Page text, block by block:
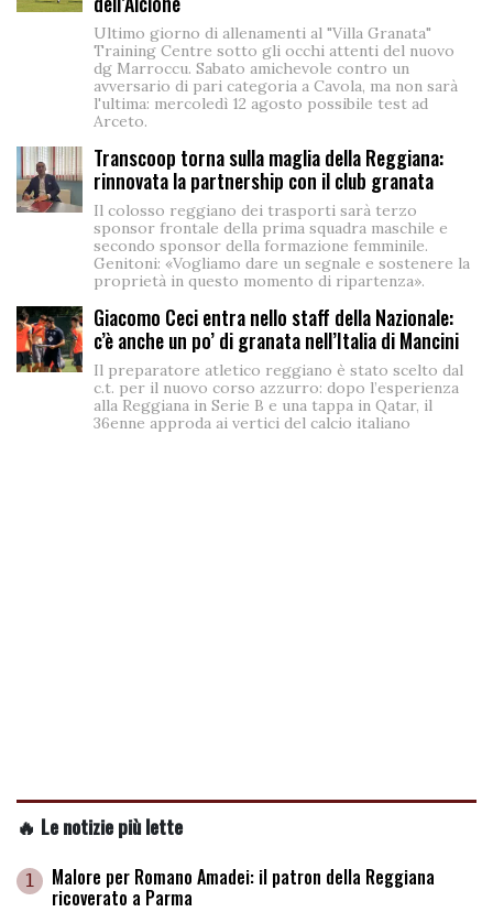
Ultimo giorno di allenamenti al "Villa Granata"
Training Centre sotto gli occhi attenti del nuovo
dg Marroccu. Sabato amichevole contro un
avversario di pari categoria a Cavola, ma non sarà
l'ultima: mercoledì 12 agosto possibile test ad
Arceto.
Transcoop torna sulla maglia della Reggiana:
rinnovata la partnership con il club granata
Il colosso reggiano dei trasporti sarà terzo
sponsor frontale della prima squadra maschile e
secondo sponsor della formazione femminile.
Genitoni: «Vogliamo dare un segnale e sostenere la
proprietà in questo momento di ripartenza».
Giacomo Ceci entra nello staff della Nazionale:
c’è anche un po’ di granata nell’Italia di Mancini
Il preparatore atletico reggiano è stato scelto dal
c.t. per il nuovo corso azzurro: dopo l’esperienza
alla Reggiana in Serie B e una tappa in Qatar, il
36enne approda ai vertici del calcio italiano
🔥 Le notizie più lette
1 Malore per Romano Amadei: il patron della Reggiana
ricoverato a Parma